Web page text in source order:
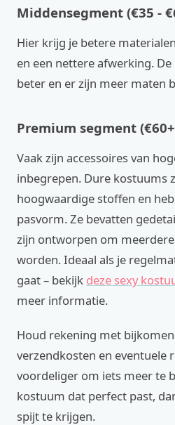
Middensegment (€35 -
Hier krijg je betere
en een nettere afwerking.
beter en er zijn meer maten
Premium segment
Vaak zijn accessoires van
inbegrepen. Dure kostuums
hoogwaardige stoffen en
pasvorm. Ze bevatten
zijn ontworpen om
worden. Ideaal als je
gaat – bekijk deze sexy
meer informatie.
Houd rekening met
verzendkosten en eventuele
voordeliger om iets meer te
kostuum dat perfect past,
spijt te krijgen.